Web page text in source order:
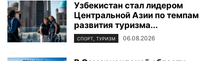
Узбекистан стал лидером
Центральной Азии по темпам
развития туризма...
СПОРТ, ТУРИЗМ 06.08.2026